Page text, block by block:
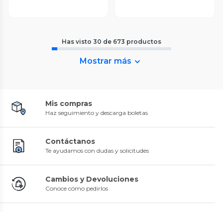
Has visto 30 de 673 productos
Mostrar más
Mis compras
Haz seguimiento y descarga boletas
Contáctanos
Te ayudamos con dudas y solicitudes
Cambios y Devoluciones
Conoce cómo pedirlos